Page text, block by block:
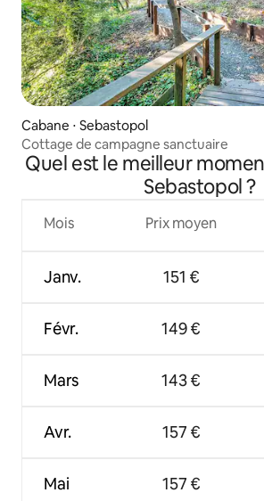
Cabane ⋅ Sebastopol
Cottage de campagne sanctuaire
Quel est le meilleur
Sebastopol ?
Mois
Janv.
Févr.
Mars
Avr.
Mai
Prix moyen
151 €
149 €
143 €
157 €
157 €